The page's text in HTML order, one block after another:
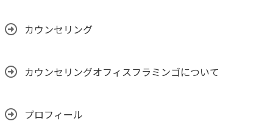
カウンセリング
カウンセリングオフィスフラミンゴについて
プロフィール